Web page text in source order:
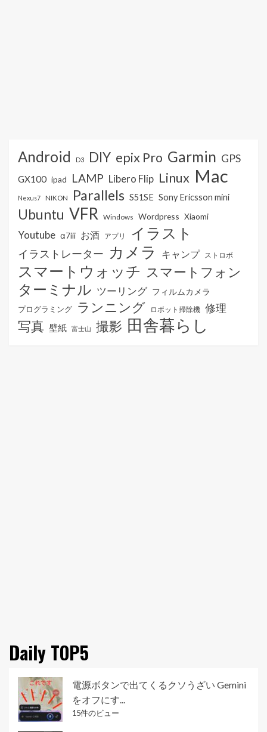
Android D3 DIY epix Pro Garmin GPS
GX100 ipad LAMP Libero Flip Linux Mac
Nexus7 NIKON Parallels S51SE Sony Ericsson mini
Ubuntu VFR Windows Wordpress Xiaomi
Youtube α7iii お酒 アプリ イラスト
イラストレーター カメラ キャンプ ストロボ
スマートウォッチ スマートフォン
ターミナル ツーリング フィルムカメラ
プログラミング ランニング ロボット掃除機 修理
写真 壁紙 富士山 撮影 田舎暮らし
Daily TOP5
電源ボタンで出てくるクソうざい Gemini
をオフにす...
15件のビュー